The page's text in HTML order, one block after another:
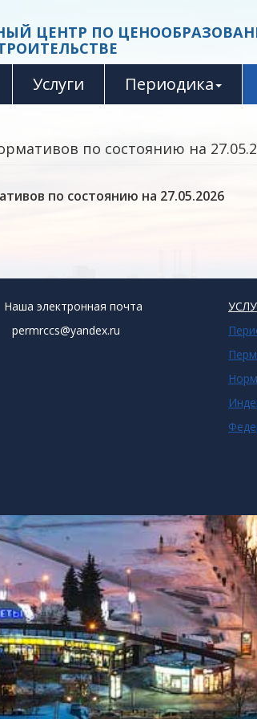
ЦЕНТР ПО
Услуги Периодика
по состоянию на
по состоянию на 27.05.2026
Наша электронная почта
permrccs@yandex.ru